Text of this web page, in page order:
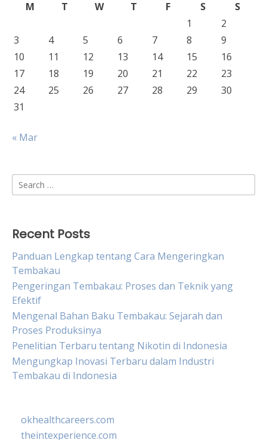
M
T W T F S
S
1
2
3
4 5 6 7 8
9
10
11 12 13 14 15
16
17
18 19 20 21 22
23
24
25 26 27 28 29
30
31
« Mar
Search
for:
Recent Posts
Panduan Lengkap tentang Cara Mengeringkan
Tembakau
Pengeringan Tembakau: Proses dan Teknik yang
Efektif
Mengenal Bahan Baku Tembakau: Sejarah dan
Proses Produksinya
Penelitian Terbaru tentang Nikotin di Indonesia
Mengungkap Inovasi Terbaru dalam Industri
Tembakau di Indonesia
okhealthcareers.com
theintexperience.com